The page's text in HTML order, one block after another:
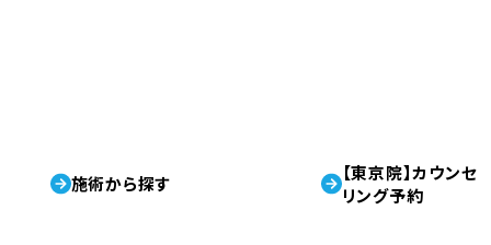
施術から探す
【東京院】カウンセ
リング予約